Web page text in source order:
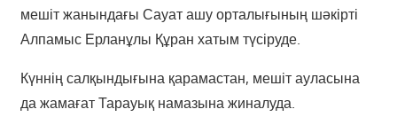
мешіт жанындағы Сауат ашу орталығының шәкірті
Алпамыс Ерланұлы Құран хатым түсіруде.
Күннің салқындығына қарамастан, мешіт ауласына
да жамағат Тарауық намазына жиналуда.